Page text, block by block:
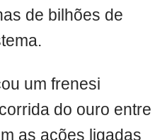
de bilhões de
um frenesi
do ouro entre
as ações ligadas